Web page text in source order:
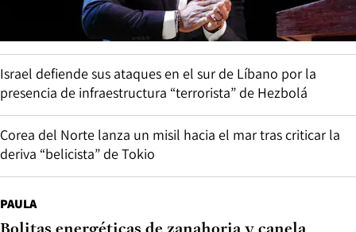
Israel defiende sus ataques en el sur de Líbano por la
presencia de infraestructura “terrorista” de Hezbolá
Corea del Norte lanza un misil hacia el mar tras criticar la
deriva “belicista” de Tokio
PAULA